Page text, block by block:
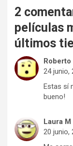
2
películas
últimos
Roberto
24 junio,
Estas sí
bueno!
Laura M
20 junio,